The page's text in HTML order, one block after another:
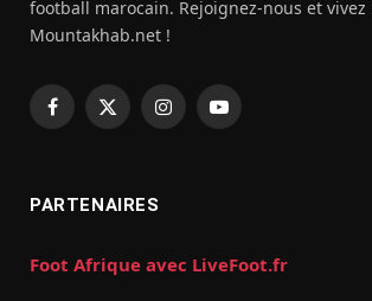
football marocain. Rejoignez-nous et vivez
Mountakhab.net !
Facebook
X
InstagramYouTube
PARTENAIRES
Foot Afrique avec LiveFoot.fr